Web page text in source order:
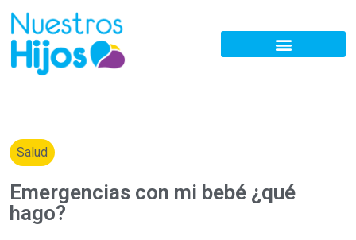
Salud
Emergencias con mi bebé ¿qué
hago?